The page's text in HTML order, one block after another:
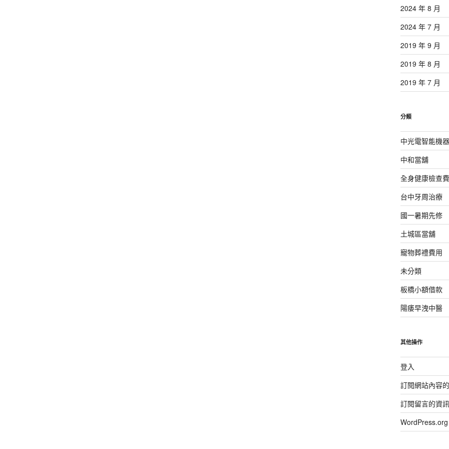
2024 年 8 月
2024 年 7 月
2019 年 9 月
2019 年 8 月
2019 年 7 月
分類
中光電智能機
中和當舖
全身健康檢查
台中牙周治療
國一暑期先修
土城區當舖
寵物葬禮費用
未分類
板橋小額借款
陽痿早洩中醫
其他操作
登入
訂閱網站內容
訂閱留言的資